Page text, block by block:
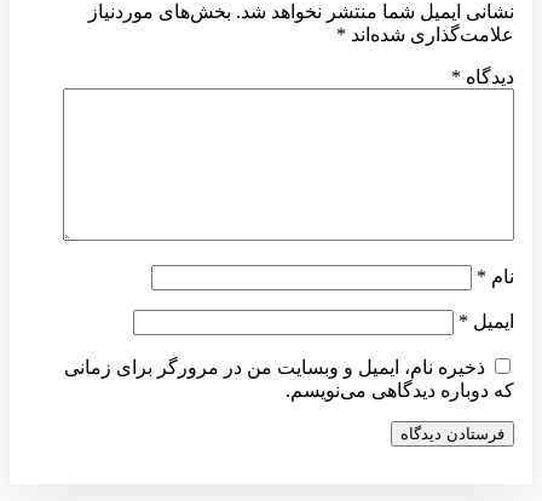
نشانی ایمیل شما منتشر نخواهد شد. بخش‌های موردنیاز
علامت‌گذاری شده‌اند *
دیدگاه *
نام *
ایمیل *
ذخیره نام، ایمیل و وبسایت من در مرورگر برای زمانی
که دوباره دیدگاهی می‌نویسم.